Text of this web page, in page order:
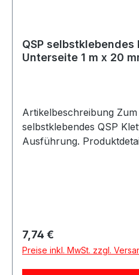
QSP selbstklebendes
Unterseite 1 m x 20
Artikelbeschreibung
selbstklebendes QSP
Ausführung.
Werkzeugbefestigung im
schwere Gegenstände
Eigenschaften Sehr
Regulärer Preis:
7,74 €
Preise inkl. MwSt. zzgl.